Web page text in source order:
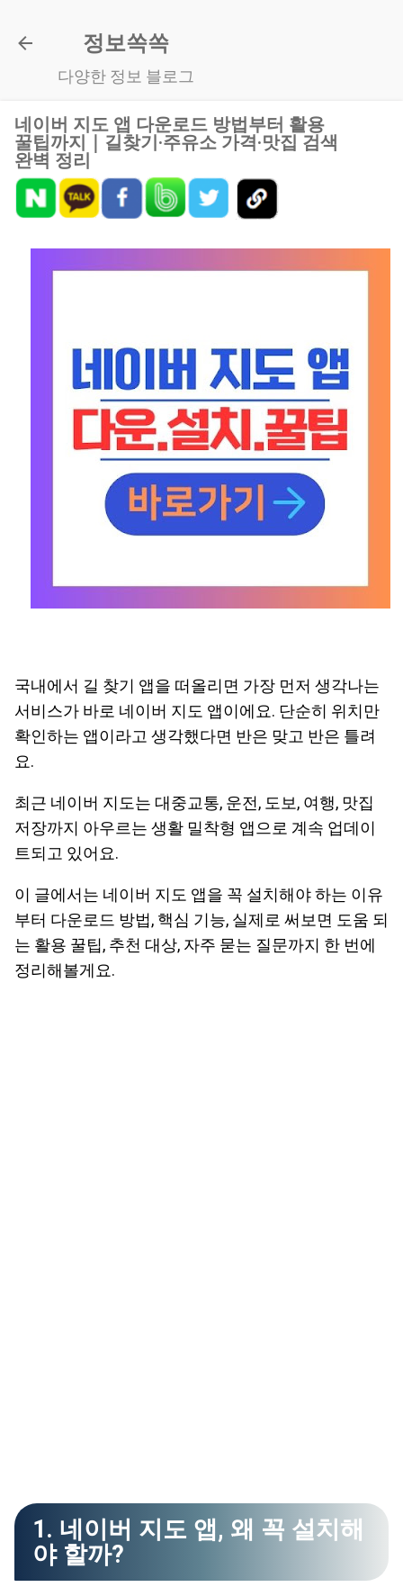
정보쏙쏙
다양한 정보 블로그
네이버 지도 앱 다운로드 방법부터 활용
꿀팁까지｜길찾기·주유소 가격·맛집 검색
완벽 정리
국내에서 길 찾기 앱을 떠올리면 가장 먼저 생각나는
서비스가 바로 네이버 지도 앱이에요. 단순히 위치만
확인하는 앱이라고 생각했다면 반은 맞고 반은 틀려
요.
최근 네이버 지도는 대중교통, 운전, 도보, 여행, 맛집
저장까지 아우르는 생활 밀착형 앱으로 계속 업데이
트되고 있어요.
이 글에서는 네이버 지도 앱을 꼭 설치해야 하는 이유
부터 다운로드 방법, 핵심 기능, 실제로 써보면 도움 되
는 활용 꿀팁, 추천 대상, 자주 묻는 질문까지 한 번에
정리해볼게요.
1. 네이버 지도 앱, 왜 꼭 설치해
야 할까?